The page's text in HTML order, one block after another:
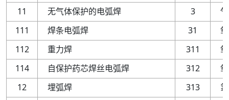
11
无气体保护的电弧焊 3
111
焊条电弧焊 31 氧
112
重力焊 311 氧
114
自保护药芯焊丝电弧焊 312 氧
12
埋弧焊 313